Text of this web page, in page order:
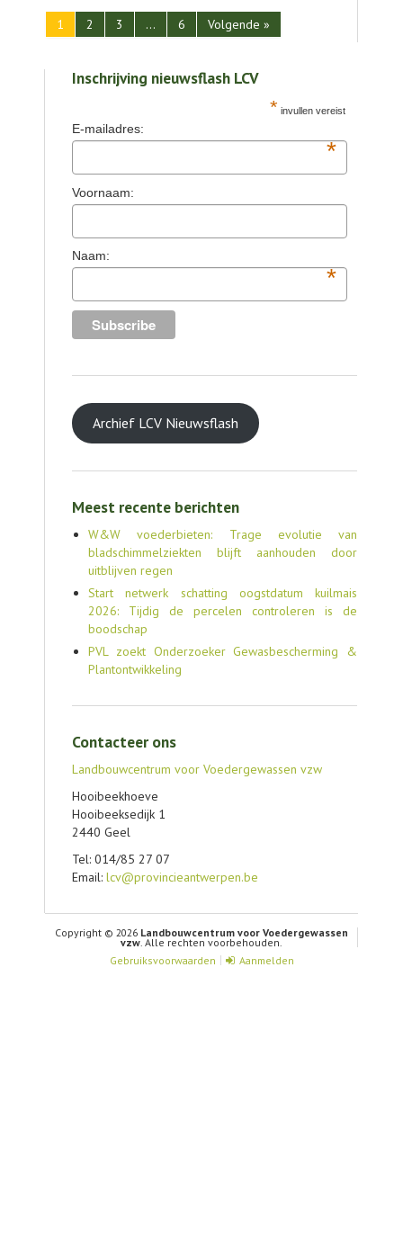
1 2 3 … 6 Volgende »
Inschrijving nieuwsflash LCV
* invullen vereist
E-mailadres:
*
Voornaam:
Naam:
*
Archief LCV Nieuwsflash
Meest recente berichten
W&W voederbieten: Trage evolutie van
bladschimmelziekten blijft aanhouden door
uitblijven regen
Start netwerk schatting oogstdatum kuilmais
2026: Tijdig de percelen controleren is de
boodschap
PVL zoekt Onderzoeker Gewasbescherming &
Plantontwikkeling
Contacteer ons
Landbouwcentrum voor Voedergewassen vzw
Hooibeekhoeve
Hooibeeksedijk 1
2440 Geel
Tel: 014/85 27 07
Email: lcv@provincieantwerpen.be
Copyright © 2026 Landbouwcentrum voor Voedergewassen
vzw. Alle rechten voorbehouden.
Gebruiksvoorwaarden
Aanmelden